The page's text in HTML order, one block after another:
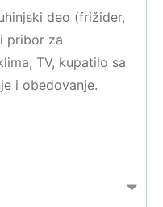
deo (frižider,
pribor za
TV, kupatilo sa
i obedovanje.